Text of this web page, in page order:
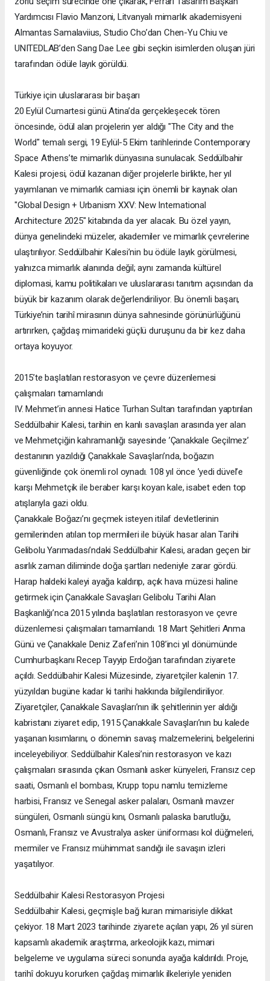
Yardımcısı Flavio Manzoni, Litvanyalı mimarlık akademisyeni
Almantas Samalaviius, Studio Cho’dan Chen-Yu Chiu ve
UNITEDLAB’den Sang Dae Lee gibi seçkin isimlerden oluşan jüri
tarafından ödüle layık görüldü.
Türkiye için uluslararası bir başarı
20 Eylül Cumartesi günü Atina’da gerçekleşecek tören
öncesinde, ödül alan projelerin yer aldığı "The City and the
World" temalı sergi, 19 Eylül-5 Ekim tarihlerinde Contemporary
Space Athens’te mimarlık dünyasına sunulacak. Seddülbahir
Kalesi projesi, ödül kazanan diğer projelerle birlikte, her yıl
yayımlanan ve mimarlık camiası için önemli bir kaynak olan
"Global Design + Urbanism XXV: New International
Architecture 2025" kitabında da yer alacak. Bu özel yayın,
dünya genelindeki müzeler, akademiler ve mimarlık çevrelerine
ulaştırılıyor. Seddülbahir Kalesi’nin bu ödüle layık görülmesi,
yalnızca mimarlık alanında değil; aynı zamanda kültürel
diplomasi, kamu politikaları ve uluslararası tanıtım açısından da
büyük bir kazanım olarak değerlendiriliyor. Bu önemli başarı,
Türkiye’nin tarihî mirasının dünya sahnesinde görünürlüğünü
artırırken, çağdaş mimarideki güçlü duruşunu da bir kez daha
ortaya koyuyor.
2015’te başlatılan restorasyon ve çevre düzenlemesi
çalışmaları tamamlandı
IV. Mehmet’in annesi Hatice Turhan Sultan tarafından yaptırılan
Seddülbahir Kalesi, tarihin en kanlı savaşları arasında yer alan
ve Mehmetçiğin kahramanlığı sayesinde ’Çanakkale Geçilmez’
destanının yazıldığı Çanakkale Savaşları’nda, boğazın
güvenliğinde çok önemli rol oynadı. 108 yıl önce ’yedi düvel’e
karşı Mehmetçik ile beraber karşı koyan kale, isabet eden top
atışlarıyla gazi oldu.
Çanakkale Boğazı’nı geçmek isteyen itilaf devletlerinin
gemilerinden atılan top mermileri ile büyük hasar alan Tarihi
Gelibolu Yarımadası’ndaki Seddülbahir Kalesi, aradan geçen bir
asırlık zaman diliminde doğa şartları nedeniyle zarar gördü.
Harap haldeki kaleyi ayağa kaldırıp, açık hava müzesi haline
getirmek için Çanakkale Savaşları Gelibolu Tarihi Alan
Başkanlığı’nca 2015 yılında başlatılan restorasyon ve çevre
düzenlemesi çalışmaları tamamlandı. 18 Mart Şehitleri Anma
Günü ve Çanakkale Deniz Zaferi’nin 108’inci yıl dönümünde
Cumhurbaşkanı Recep Tayyip Erdoğan tarafından ziyarete
açıldı. Seddülbahir Kalesi Müzesinde, ziyaretçiler kalenin 17.
yüzyıldan bugüne kadar ki tarihi hakkında bilgilendiriliyor.
Ziyaretçiler, Çanakkale Savaşları’nın ilk şehitlerinin yer aldığı
kabristanı ziyaret edip, 1915 Çanakkale Savaşları’nın bu kalede
yaşanan kısımlarını, o dönemin savaş malzemelerini, belgelerini
inceleyebiliyor. Seddülbahir Kalesi’nin restorasyon ve kazı
çalışmaları sırasında çıkan Osmanlı asker künyeleri, Fransız cep
saati, Osmanlı el bombası, Krupp topu namlu temizleme
harbisi, Fransız ve Senegal asker palaları, Osmanlı mavzer
süngüleri, Osmanlı süngü kını, Osmanlı palaska barutluğu,
Osmanlı, Fransız ve Avustralya asker üniforması kol düğmeleri,
mermiler ve Fransız mühimmat sandığı ile savaşın izleri
yaşatılıyor.
Seddülbahir Kalesi Restorasyon Projesi
Seddülbahir Kalesi, geçmişle bağ kuran mimarisiyle dikkat
çekiyor. 18 Mart 2023 tarihinde ziyarete açılan yapı, 26 yıl süren
kapsamlı akademik araştırma, arkeolojik kazı, mimari
belgeleme ve uygulama süreci sonunda ayağa kaldırıldı. Proje,
tarihî dokuyu korurken çağdaş mimarlık ilkeleriyle yeniden